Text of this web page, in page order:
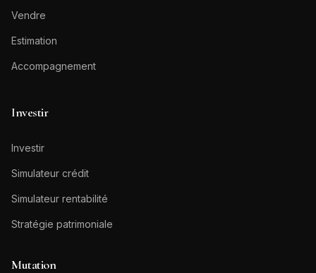
Vendre
Estimation
Accompagnement
Investir
Investir
Simulateur crédit
Simulateur rentabilité
Stratégie patrimoniale
Mutation